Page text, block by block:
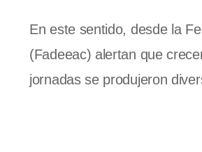
En este sentido, desde la
(Fadeeac) alertan que
jornadas se produjeron